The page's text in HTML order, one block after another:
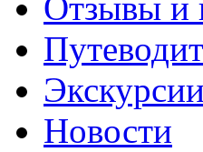
Отзывы и
Новости